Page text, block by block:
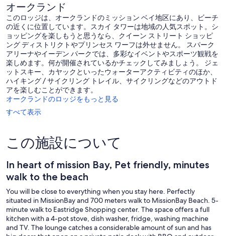
口
コ
ミ
1
件
件
の
口
コ
ミ
ミ
44
件
件
の
口
コ
ミ
オークランド
このロッジは、オークランドのミッション ベイ地区にあり、ビーチ
の近くに位置しています。スカイ タワーは地域の人気スポット。シ
ョッピングを楽しもうと思うなら、クイーン ストリート ショッピ
ング ディストリクトやプリンセス ワーフは外せません。 スパーク
アリーナやイーデン パークでは、多彩なイベントやスポーツ観戦を
楽しめます。何が開催されているかチェックしてみましょう。 ジェ
ットスキー、カヤックといったウォーターアクティビティのほか、
ハイキング / サイクリング トレイル、サイクリングなどのアウトド
アを楽しむことができます。
オークランドのロッジをもっと見る
すべて表示
この施設について
In heart of mission Bay, Pet friendly, minutes
walk to the beach
You will be close to everything when you stay here. Perfectly
situated in MissionBay and 700 meters walk to MissionBay Beach. 5-
minute walk to Eastridge Shopping center. The space offers a full
kitchen with a 4-pot stove, dish washer, fridge, washing machine
and TV. The lounge catches a considerable amount of sun and has